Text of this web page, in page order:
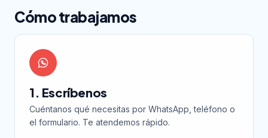
Cómo trabajamos
1. Escríbenos
Cuéntanos qué necesitas por WhatsApp, teléfono o
el formulario. Te atendemos rápido.